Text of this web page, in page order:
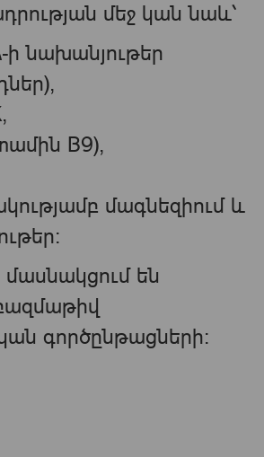
մեջ կան նաև՝
նախանյութեր
B9),
մագնեզիում և
մասնակցում են
գործընթացների։